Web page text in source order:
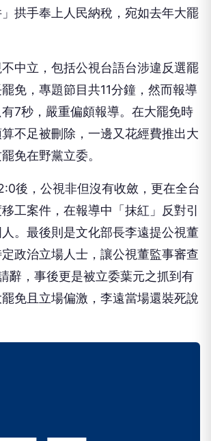
拱手奉上人民納稅，宛如去年大罷
中立，包括公視台語台涉違反選罷
免，專題節目共11分鐘，然而報導
7秒，嚴重偏頗報導。在大罷免時
不足被刪除，一邊又花經費推出大
免在野黨立委。
後，公視非但沒有收斂，更在全台
工案件，在報導中「抹紅」反對引
。最後則是文化部長李遠提公視董
政治立場人士，讓公視董監事審查
辭，事後更是被立委葉元之抓到有
免且立場偏激，李遠當場還裝死說